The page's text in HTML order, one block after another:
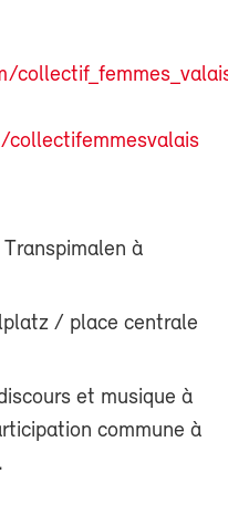
à
/ place centrale
et musique à
commune à